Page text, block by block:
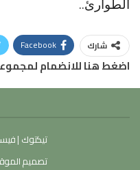
الطوارئ..
شارك Facebook
اضغط هنا للانضمام
تيكتوك |
تصميم